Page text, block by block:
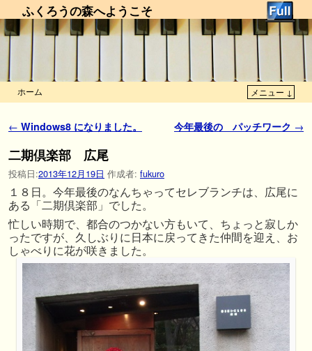
ふくろうの森へようこそ
ホーム メニュー ↓
投稿ナビゲーション
← Windows8 になりました。 今年最後の パッチワーク →
二期倶楽部 広尾
投稿日:2013年12月19日 作成者: fukuro
１８日。今年最後のなんちゃってセレブランチは、広尾に
ある「二期倶楽部」でした。
忙しい時期で、都合のつかない方もいて、ちょっと寂しか
ったですが、久しぶりに日本に戻ってきた仲間を迎え、お
しゃべりに花が咲きました。